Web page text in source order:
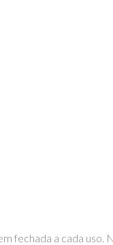
fechada a cada